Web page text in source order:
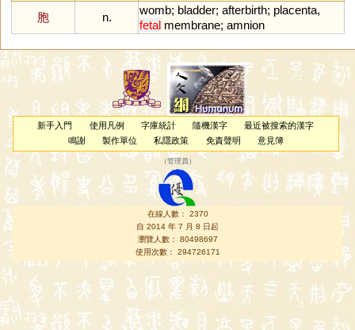
胞
n.
womb; bladder; afterbirth; placenta,
fetal membrane; amnion
新手入門 使用凡例 字庫統計 隨機漢字
最近被搜索的漢字
鳴謝
製作單位 私隱政策 免責聲明 意見簿
（管理員 ）
在線人數： 2370
自 2014 年 7 月 8 日起
瀏覽人數： 80498697
使用次數： 294726171